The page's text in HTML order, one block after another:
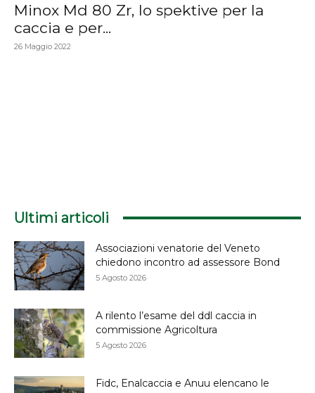
Minox Md 80 Zr, lo spektive per la
caccia e per...
26 Maggio 2022
Ultimi articoli
Associazioni venatorie del Veneto
chiedono incontro ad assessore Bond
5 Agosto 2026
A rilento l’esame del ddl caccia in
commissione Agricoltura
5 Agosto 2026
Fidc, Enalcaccia e Anuu elencano le